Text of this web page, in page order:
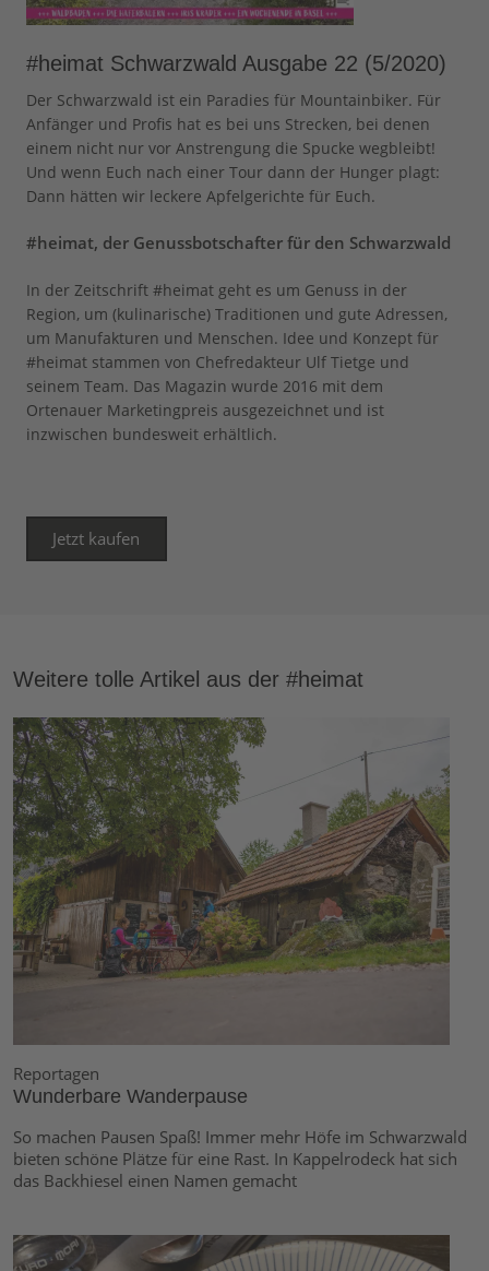
#heimat Schwarzwald Ausgabe 22 (5/2020)
Der Schwarzwald ist ein Paradies für Mountainbiker. Für
Anfänger und Profis hat es bei uns Strecken, bei denen
einem nicht nur vor Anstrengung die Spucke wegbleibt!
Und wenn Euch nach einer Tour dann der Hunger plagt:
Dann hätten wir leckere Apfelgerichte für Euch.
#heimat, der Genussbotschafter für den Schwarzwald
In der Zeitschrift #heimat geht es um Genuss in der
Region, um (kulinarische) Traditionen und gute Adressen,
um Manufakturen und Menschen. Idee und Konzept für
#heimat stammen von Chefredakteur Ulf Tietge und
seinem Team. Das Magazin wurde 2016 mit dem
Ortenauer Marketingpreis ausgezeichnet und ist
inzwischen bundesweit erhältlich.
Jetzt kaufen
Weitere tolle Artikel aus der #heimat
Reportagen
Wunderbare Wanderpause
So machen Pausen Spaß! Immer mehr Höfe im Schwarzwald
bieten schöne Plätze für eine Rast. In Kappelrodeck hat sich
das Backhiesel einen Namen gemacht